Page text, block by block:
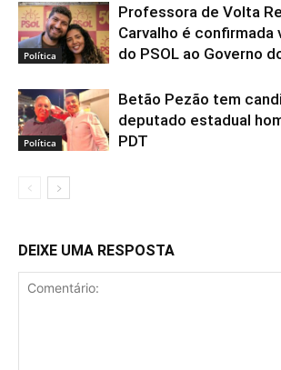
Política
Professora de Volta
Carvalho é confirmada
do PSOL ao Governo
Política
Betão Pezão tem
deputado estadual
PDT
DEIXE UMA RESPOSTA